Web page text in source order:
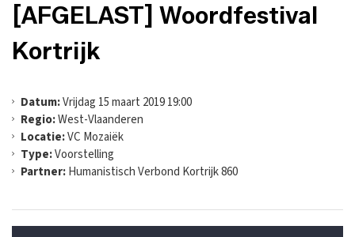
[AFGELAST] Woordfestival
Kortrijk
Datum:Vrijdag 15 maart 2019 19:00
Regio:West-Vlaanderen
Locatie:VC Mozaiëk
Type:Voorstelling
Partner:Humanistisch Verbond Kortrijk 860